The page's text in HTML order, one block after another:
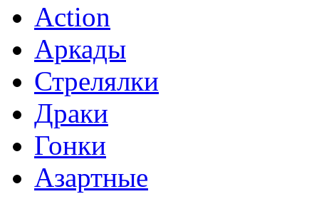
Action
Аркады
Стрелялки
Драки
Гонки
Азартные